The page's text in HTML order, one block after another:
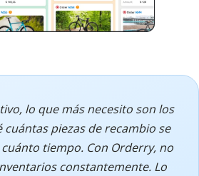
lo que más necesito son los
cuántas piezas de recambio se
tiempo. Con Orderry, no
constantemente. Lo